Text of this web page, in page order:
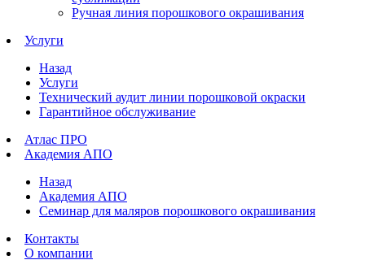
Ручная линия порошкового окрашивания
Услуги
Назад
Услуги
Технический аудит линии порошковой окраски
Гарантийное обслуживание
Атлас ПРО
Академия АПО
Назад
Академия АПО
Семинар для маляров порошкового окрашивания
Контакты
О компании